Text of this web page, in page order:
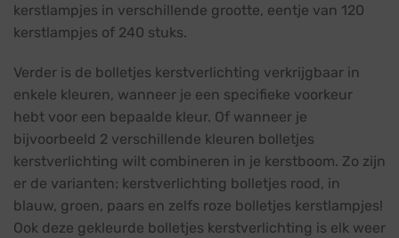
kerstlampjes in verschillende grootte, eentje van 120
kerstlampjes of 240 stuks.
Verder is de bolletjes kerstverlichting verkrijgbaar in
enkele kleuren, wanneer je een specifieke voorkeur
hebt voor een bepaalde kleur. Of wanneer je
bijvoorbeeld 2 verschillende kleuren bolletjes
kerstverlichting wilt combineren in je kerstboom. Zo zijn
er de varianten: kerstverlichting bolletjes rood, in
blauw, groen, paars en zelfs roze bolletjes kerstlampjes!
Ook deze gekleurde bolletjes kerstverlichting is elk weer